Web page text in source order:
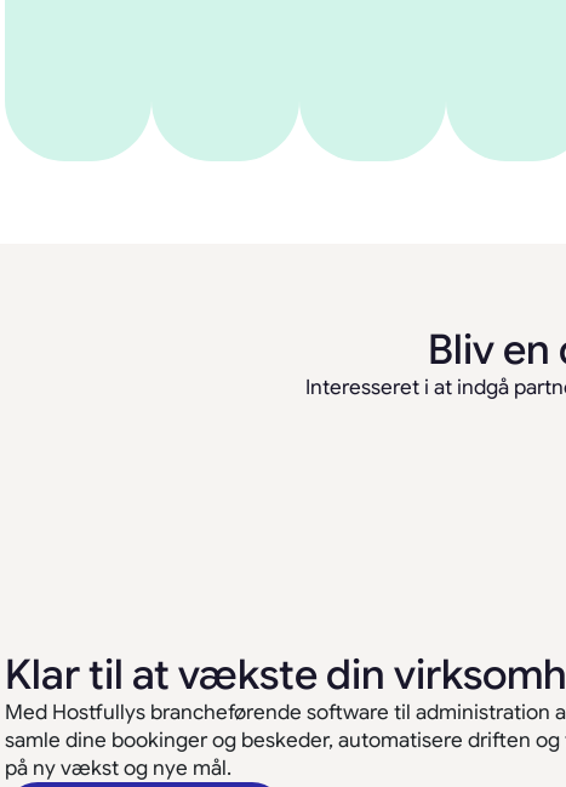
Bliv
Interesseret i at indgå
Klar til at vækste din
Med Hostfullys brancheførende software til administration
samle dine bookinger og beskeder, automatisere driften
på ny vækst og nye mål.